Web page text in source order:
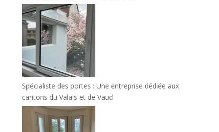
Spécialiste des portes : Une entreprise dédiée aux
cantons du Valais et de Vaud